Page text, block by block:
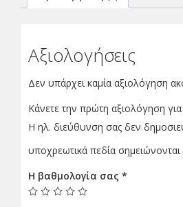
Αξιολογήσεις
Δεν υπάρχει καμία αξιολόγηση
Κάνετε την πρώτη αξιολόγηση
Η ηλ. διεύθυνση σας δεν
υποχρεωτικά πεδία σημειώνονται
Η βαθμολογία σας *